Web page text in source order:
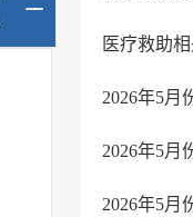
医疗救助
2026年5月
2026年5月
2026年5月